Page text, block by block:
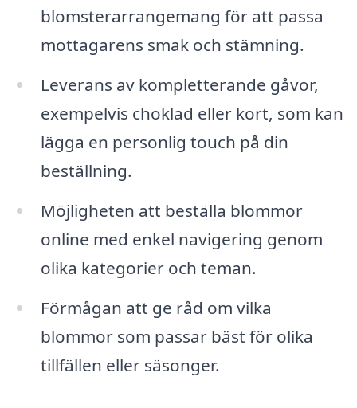
blomsterarrangemang för att passa
mottagarens smak och stämning.
Leverans av kompletterande gåvor,
exempelvis choklad eller kort, som kan
lägga en personlig touch på din
beställning.
Möjligheten att beställa blommor
online med enkel navigering genom
olika kategorier och teman.
Förmågan att ge råd om vilka
blommor som passar bäst för olika
tillfällen eller säsonger.